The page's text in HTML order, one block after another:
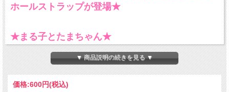
ホールストラップが登場★
★まる子とたまちゃん★
静岡市駿河区のために描き起こされたデザインです！
グランシップ前をイメージされています。多くの人、多様な人が集まる場所とい
うことで、
まる子とたまちゃんが仲良くしている様子を描いているそうです★
▼ 商品説明の続きを見る ▼
価格:600円(税込)